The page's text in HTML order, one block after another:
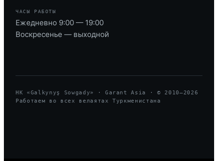
ЧАСЫ РАБОТЫ
Ежедневно 9:00 — 19:00
Воскресенье — выходной
HK «Galkynyş Sowgady» · Garant Asia · © 2010—2026
Работаем во всех велаятах Туркменистана